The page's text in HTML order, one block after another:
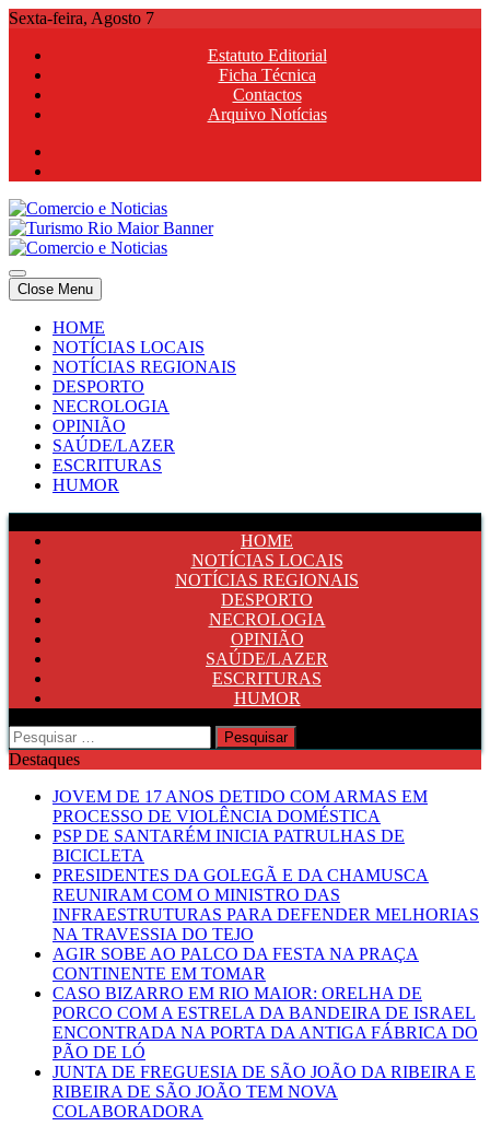
Skip
content
Sexta-feira, Agosto 7
Estatuto Editorial
Ficha Técnica
Contactos
Arquivo Notícias
Comercio e Noticias
Notícias e Publicidade Online
Comercio e Noticias
Notícias e Publicidade Online
Close Menu
HOME
NOTÍCIAS LOCAIS
NOTÍCIAS REGIONAIS
DESPORTO
NECROLOGIA
OPINIÃO
SAÚDE/LAZER
ESCRITURAS
HUMOR
HOME
NOTÍCIAS LOCAIS
NOTÍCIAS REGIONAIS
DESPORTO
NECROLOGIA
OPINIÃO
SAÚDE/LAZER
ESCRITURAS
HUMOR
Pesquisar
por:
Destaques
JOVEM DE 17 ANOS DETIDO COM ARMAS EM
PROCESSO DE VIOLÊNCIA DOMÉSTICA
PSP DE SANTARÉM INICIA PATRULHAS DE
BICICLETA
PRESIDENTES DA GOLEGÃ E DA CHAMUSCA
REUNIRAM COM O MINISTRO DAS
INFRAESTRUTURAS PARA DEFENDER MELHORIAS
NA TRAVESSIA DO TEJO
AGIR SOBE AO PALCO DA FESTA NA PRAÇA
CONTINENTE EM TOMAR
CASO BIZARRO EM RIO MAIOR: ORELHA DE
PORCO COM A ESTRELA DA BANDEIRA DE ISRAEL
ENCONTRADA NA PORTA DA ANTIGA FÁBRICA DO
PÃO DE LÓ
JUNTA DE FREGUESIA DE SÃO JOÃO DA RIBEIRA E
RIBEIRA DE SÃO JOÃO TEM NOVA
COLABORADORA